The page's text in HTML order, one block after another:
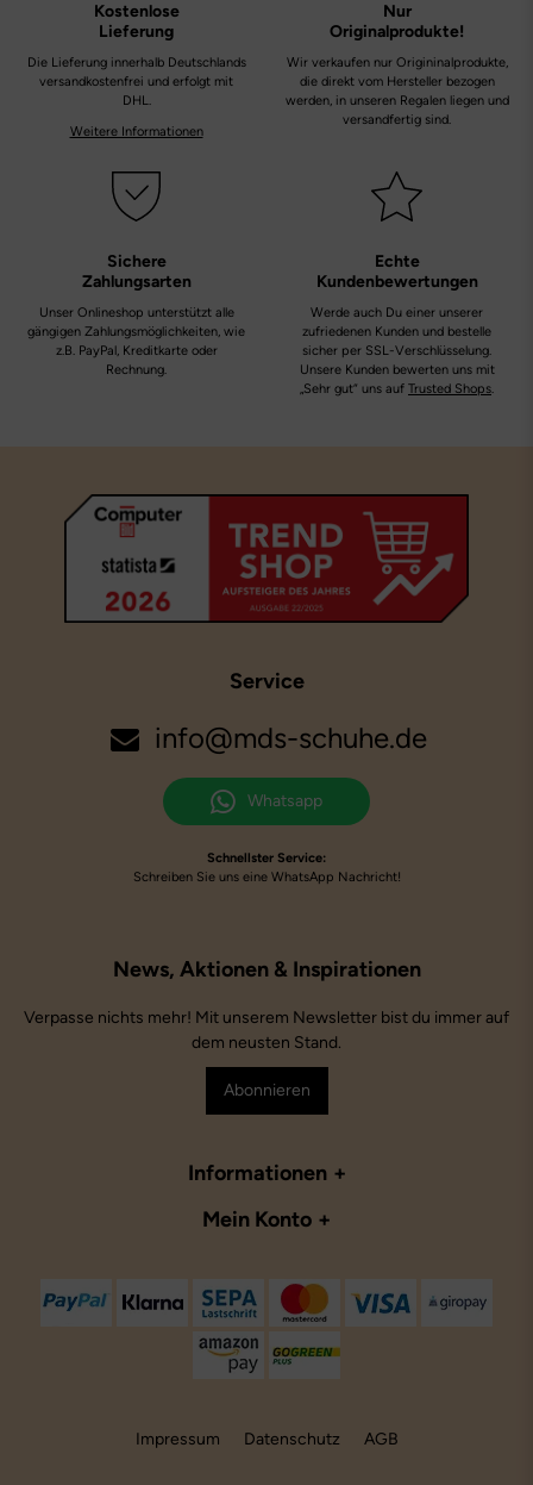
Kostenlose
Lieferung
Die Lieferung innerhalb Deutschlands
versandkostenfrei und erfolgt mit
DHL.
Weitere Informationen
Nur
Originalprodukte!
Wir verkaufen nur Origininalprodukte,
die direkt vom Hersteller bezogen
werden, in unseren Regalen liegen und
versandfertig sind.
Sichere
Zahlungsarten
Unser Onlineshop unterstützt alle
gängigen Zahlungsmöglichkeiten, wie
z.B. PayPal, Kreditkarte oder
Rechnung.
Echte
Kundenbewertungen
Werde auch Du einer unserer
zufriedenen Kunden und bestelle
sicher per SSL-Verschlüsselung.
Unsere Kunden bewerten uns mit
„Sehr gut“ uns auf Trusted Shops.
Service
info@mds-schuhe.de
Whatsapp
Schnellster Service:
Schreiben Sie uns eine WhatsApp Nachricht!
Informationen
Mein Konto
Verpasse nichts mehr! Mit unserem Newsletter bist du immer auf
dem neusten Stand.
Abonnieren
Impressum Datenschutz AGB